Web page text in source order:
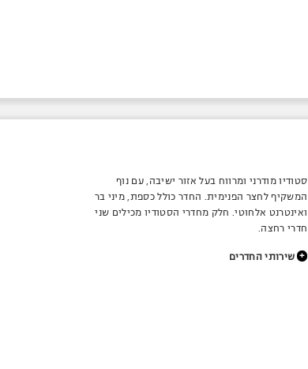
סטודיו מודרני ומרווח בעל אזור ישיבה, עם נוף
המשקיף לחצר הפנימית. החדר כולל כספת, מיני בר
ואינטרנט אלחוטי. חלק מחדרי הסטודיו מכילים שני
חדרי רחצה.
+ שירותי החדרים